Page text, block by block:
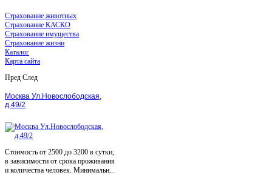
Страхование животных
Страхование КАСКО
Страхование имущества
Страхование жизни
Каталог
Карта сайта
Пред След
Москва Ул.Новослободская,
д.49/2
Стоимость от 2500 до 3200 в сутки,
в зависимости от срока проживания
и количества человек. Минимальн...